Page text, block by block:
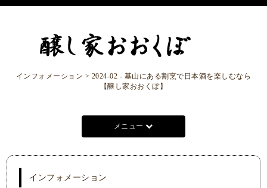
インフォメーション > 2024-02 - 基山にある割烹で日本酒を楽しむなら
【醸し家おおくぼ】
メニュー
インフォメーション